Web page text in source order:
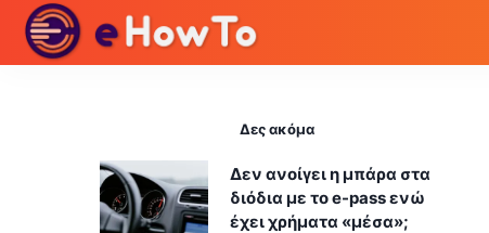
Δες ακόμα
Δεν ανοίγει η μπάρα στα
διόδια με το e-pass ενώ
έχει χρήματα «μέσα»;